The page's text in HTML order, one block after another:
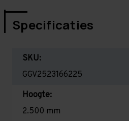
Specificaties
SKU:
GGV2523166225
Hoogte:
2.500 mm